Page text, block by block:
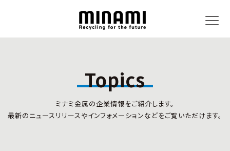
CSR情報
事業内容
リサイクルサービス
小型家電リサイクル法
Topics
ミナミ金属の企業情報をご紹介します。
最新のニュースリリースやインフォメーションなどをご覧いただけます。